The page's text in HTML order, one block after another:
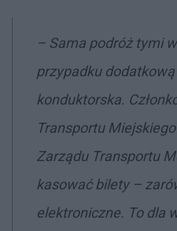
– Sama podróż tymi
przypadku
konduktorska.
Transportu
Zarządu Transportu
kasować bilety –
elektroniczne. To dla